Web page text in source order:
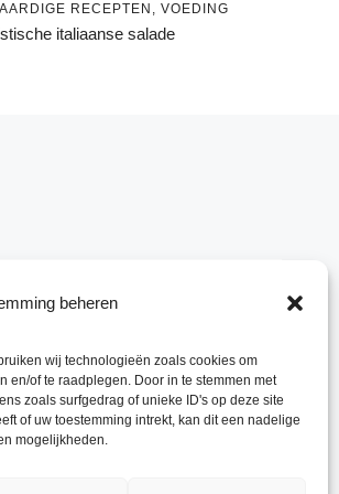
beheren
wij technologieën zoals cookies om
en/of te raadplegen. Door in te stemmen met
zoals surfgedrag of unieke ID's op deze site
of uw toestemming intrekt, kan dit een nadelige
mogelijkheden.
RECEPTEN , VOEDING
italiaanse salade